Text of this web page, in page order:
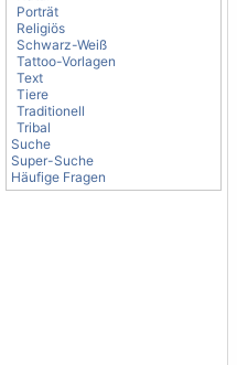
Porträt
Religiös
Schwarz-Weiß
Tattoo-Vorlagen
Text
Tiere
Traditionell
Tribal
Suche
Super-Suche
Häufige Fragen